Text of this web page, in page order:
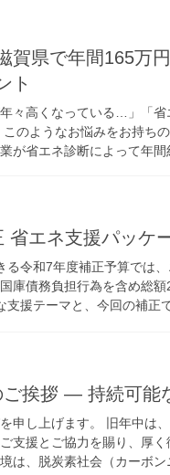
賀県で年間165万
ト
年々高くなっている…」「
のようなお悩みをお持ち
が省エネ診断によって年
省エネ支援パッケ
る令和7年度補正予算では
庫債務負担行為を含め総
支援テーマと、今回の補正
ご挨拶 ― 持続可能
申し上げます。 旧年中は
支援とご協力を賜り、厚
は、脱炭素社会（カーボ